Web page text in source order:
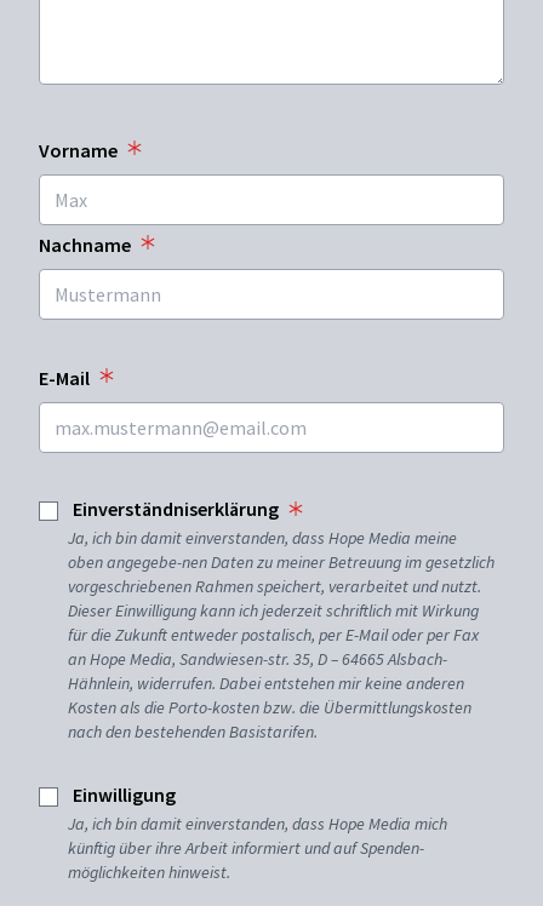
Vorname
Nachname
E-Mail
Einverständniserklärung
Ja, ich bin damit einverstanden, dass Hope Media meine
oben angegebe-nen Daten zu meiner Betreuung im gesetzlich
vorgeschriebenen Rahmen speichert, verarbeitet und nutzt.
Dieser Einwilligung kann ich jederzeit schriftlich mit Wirkung
für die Zukunft entweder postalisch, per E-Mail oder per Fax
an Hope Media, Sandwiesen-str. 35, D – 64665 Alsbach-
Hähnlein, widerrufen. Dabei entstehen mir keine anderen
Kosten als die Porto-kosten bzw. die Übermittlungskosten
nach den bestehenden Basistarifen.
Einwilligung
Ja, ich bin damit einverstanden, dass Hope Media mich
künftig über ihre Arbeit informiert und auf Spenden-
möglichkeiten hinweist.